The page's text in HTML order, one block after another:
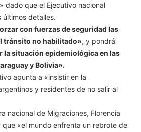
dado que el Ejecutivo nacional
últimos detalles.
con fuerzas de seguridad las
tránsito no habilitado», y pondrá
la situación epidemiológica en las
y Bolivia».
apunta a «insistir en la
y residentes de no salir al
nacional de Migraciones, Florencia
que «el mundo enfrenta un rebrote de